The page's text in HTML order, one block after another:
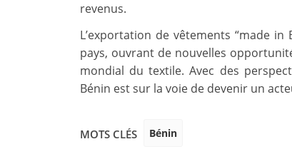
revenus.
L’exportation de vêtements “made
pays, ouvrant de nouvelles
mondial du textile. Avec des
Bénin est sur la voie de devenir un
MOTS CLÉS Bénin